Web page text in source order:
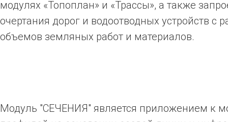
модулях «Топоплан» и «Трассы», а также
очертания дорог и водоотводных устройств с
объемов земляных работ и материалов.
Модуль "СЕЧЕНИЯ" является приложением к